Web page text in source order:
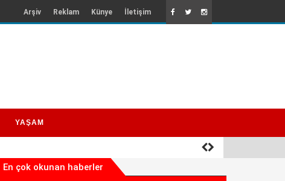
Arşiv Reklam Künye İletişim
YAŞAM
En çok okunan haberler